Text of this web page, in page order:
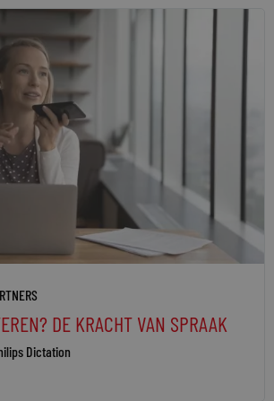
DE KRACHT VAN SPRAAK
Dictation